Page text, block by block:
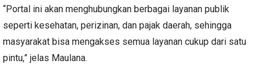
“Portal ini akan menghubungkan berbagai layanan publik
seperti kesehatan, perizinan, dan pajak daerah, sehingga
masyarakat bisa mengakses semua layanan cukup dari satu
pintu,” jelas Maulana.